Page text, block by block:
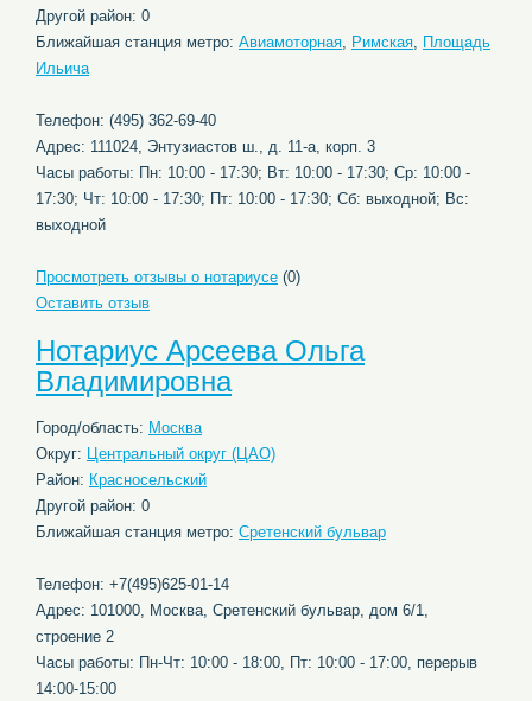
Другой район: 0
Ближайшая станция метро: Авиамоторная, Римская, Площадь
Ильича
Телефон: (495) 362-69-40
Адрес: 111024, Энтузиастов ш., д. 11-а, корп. 3
Часы работы: Пн: 10:00 - 17:30; Вт: 10:00 - 17:30; Ср: 10:00 -
17:30; Чт: 10:00 - 17:30; Пт: 10:00 - 17:30; Сб: выходной; Вс:
выходной
Просмотреть отзывы о нотариусе (0)
Оставить отзыв
Нотариус Арсеева Ольга
Владимировна
Город/область: Москва
Округ: Центральный округ (ЦАО)
Район: Красносельский
Другой район: 0
Ближайшая станция метро: Сретенский бульвар
Телефон: +7(495)625-01-14
Адрес: 101000, Москва, Сретенский бульвар, дом 6/1,
строение 2
Часы работы: Пн-Чт: 10:00 - 18:00, Пт: 10:00 - 17:00, перерыв
14:00-15:00